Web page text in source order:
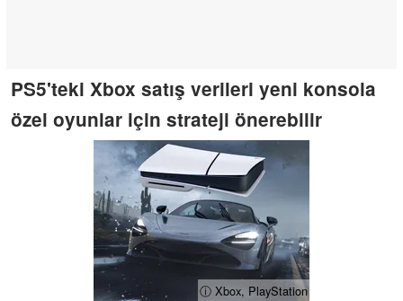
PS5'teki Xbox satış verileri yeni konsola
özel oyunlar için strateji önerebilir
ⓘ Xbox, PlayStation